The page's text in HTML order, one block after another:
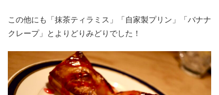
この他にも「抹茶ティラミス」「自家製プリン」「バナナ
クレープ」とよりどりみどりでした！